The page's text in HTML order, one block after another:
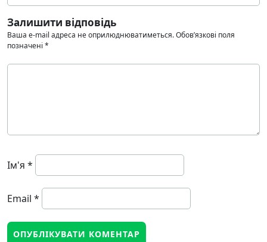
Залишити відповідь
Ваша e-mail адреса не оприлюднюватиметься.Обов’язкові поля
позначені *
Ім'я *
Email *